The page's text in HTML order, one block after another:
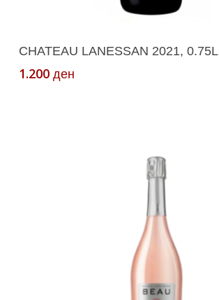
Read More
CHATEAU LANESSAN 2021, 0.75L
1.200 ден